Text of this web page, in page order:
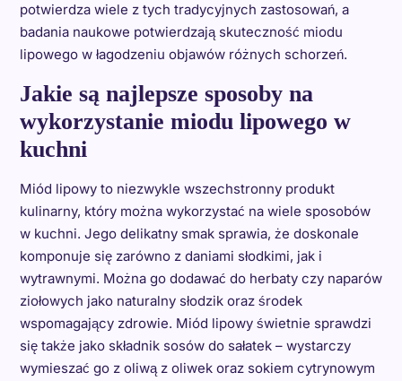
potwierdza wiele z tych tradycyjnych zastosowań, a
badania naukowe potwierdzają skuteczność miodu
lipowego w łagodzeniu objawów różnych schorzeń.
Jakie są najlepsze sposoby na
wykorzystanie miodu lipowego w
kuchni
Miód lipowy to niezwykle wszechstronny produkt
kulinarny, który można wykorzystać na wiele sposobów
w kuchni. Jego delikatny smak sprawia, że doskonale
komponuje się zarówno z daniami słodkimi, jak i
wytrawnymi. Można go dodawać do herbaty czy naparów
ziołowych jako naturalny słodzik oraz środek
wspomagający zdrowie. Miód lipowy świetnie sprawdzi
się także jako składnik sosów do sałatek – wystarczy
wymieszać go z oliwą z oliwek oraz sokiem cytrynowym